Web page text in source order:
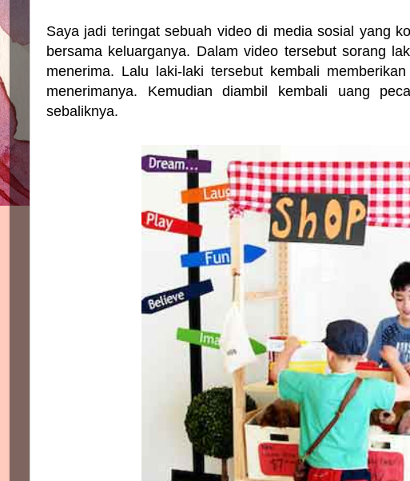
Saya jadi teringat sebuah video di media sosial yang
bersama keluarganya. Dalam video tersebut sorang
menerima. Lalu laki-laki tersebut kembali
menerimanya. Kemudian diambil kembali uang
sebaliknya.